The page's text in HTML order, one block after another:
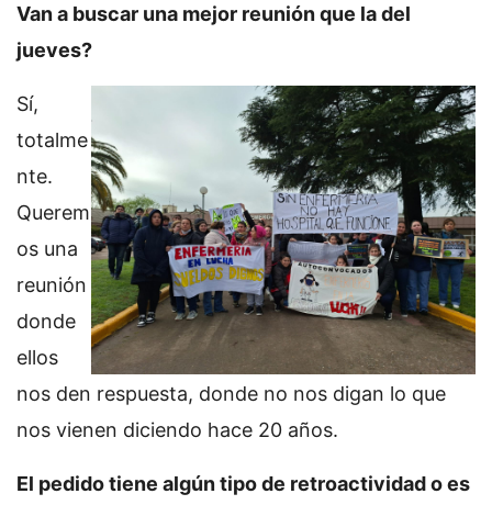
Van a buscar una mejor reunión que la del
jueves?
Sí,
totalme
nte.
Querem
os una
reunión
donde
ellos
nos den respuesta, donde no nos digan lo que
nos vienen diciendo hace 20 años.
El pedido tiene algún tipo de retroactividad o es